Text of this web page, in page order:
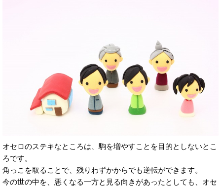
オセロのステキなところは、駒を増やすことを目的としないとこ
ろです。
角っこを取ることで、残りわずかからでも逆転ができます。
今の世の中を、悪くなる一方と見る向きがあったとしても、オセ